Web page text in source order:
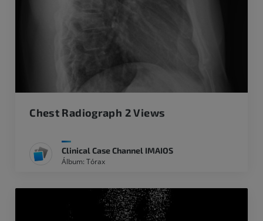
Chest Radiograph 2 Views
Clinical Case Channel IMAIOS
Álbum: Tórax